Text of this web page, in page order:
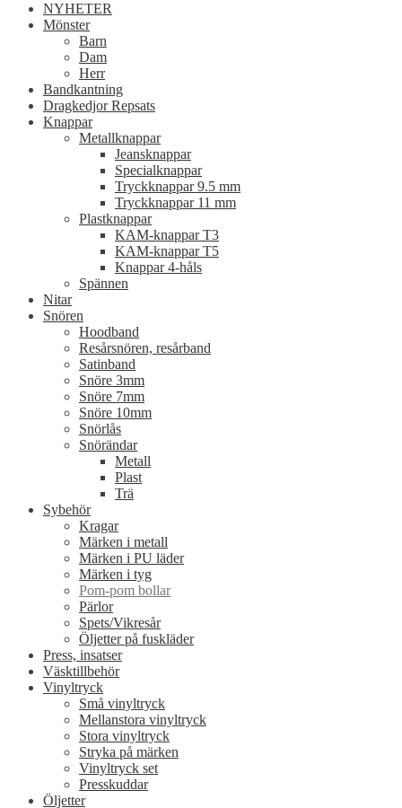
NYHETER
Mönster
Barn
Dam
Herr
Bandkantning
Dragkedjor Repsats
Knappar
Metallknappar
Jeansknappar
Specialknappar
Tryckknappar 9.5 mm
Tryckknappar 11 mm
Plastknappar
KAM-knappar T3
KAM-knappar T5
Knappar 4-håls
Spännen
Nitar
Snören
Hoodband
Resårsnören, resårband
Satinband
Snöre 3mm
Snöre 7mm
Snöre 10mm
Snörlås
Snörändar
Metall
Plast
Trä
Sybehör
Kragar
Märken i metall
Märken i PU läder
Märken i tyg
Pom-pom bollar
Pärlor
Spets/Vikresår
Öljetter på fuskläder
Press, insatser
Väsktillbehör
Vinyltryck
Små vinyltryck
Mellanstora vinyltryck
Stora vinyltryck
Stryka på märken
Vinyltryck set
Presskuddar
Öljetter